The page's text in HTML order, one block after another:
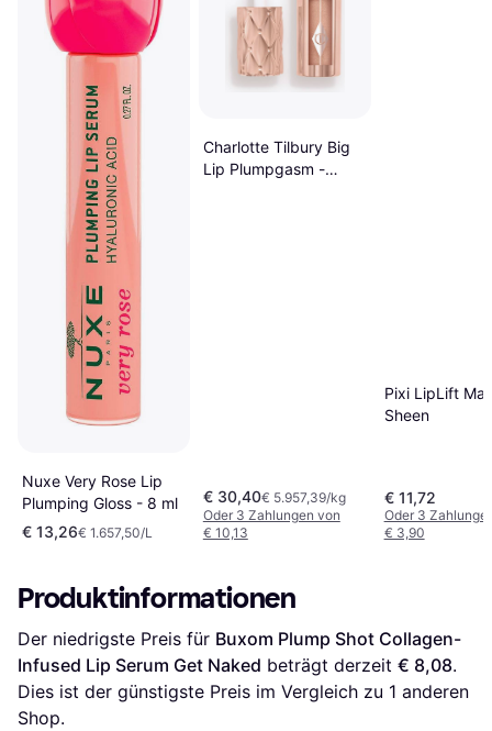
Nuxe Very Rose Lip
Plumping Gloss - 8 ml
€ 13,26€ 1.657,50/L
Charlotte Tilbury Big
Lip Plumpgasm -
€ 30,40€ 5.957,39/kg
Oder 3 Zahlungen von
€ 10,13
Pixi LipLift
Sheen
€ 11,72
Oder 3
€ 3,90
Produktinformationen
Der niedrigste Preis für Buxom Plump Shot Collagen-
Infused Lip Serum Get Naked beträgt derzeit € 8,08.
Dies ist der günstigste Preis im Vergleich zu 1 anderen
Shop.